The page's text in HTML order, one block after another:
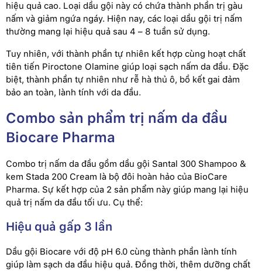
hiệu quả cao. Loại dầu gội này có chứa thành phần trị gàu
nấm và giảm ngứa ngáy. Hiện nay, các loại dầu gội trị nấm
thường mang lại hiệu quả sau 4 – 8 tuần sử dụng.
Tuy nhiên, với thành phần tự nhiên kết hợp cùng hoạt chất
tiên tiến Piroctone Olamine giúp loại sạch nấm da đầu. Đặc
biệt, thành phần tự nhiên như rễ hà thủ ô, bồ kết gai đảm
bảo an toàn, lành tính với da đầu.
Combo sản phẩm trị nấm da đầu
Biocare Pharma
Combo trị nấm da đầu gồm dầu gội Santal 300 Shampoo &
kem Stada 200 Cream là bộ đôi hoàn hảo của BioCare
Pharma. Sự kết hợp của 2 sản phẩm này giúp mang lại hiệu
quả trị nấm da đầu tối ưu. Cụ thể:
Hiệu quả gấp 3 lần
Dầu gội Biocare với độ pH 6.0 cùng thành phần lành tính
giúp làm sạch da đầu hiệu quả. Đồng thời, thêm dưỡng chất